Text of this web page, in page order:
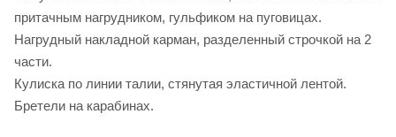
притачным нагрудником, гульфиком на пуговицах.
Нагрудный накладной карман, разделенный строчкой на 2
части.
Кулиска по линии талии, стянутая эластичной лентой.
Бретели на карабинах.